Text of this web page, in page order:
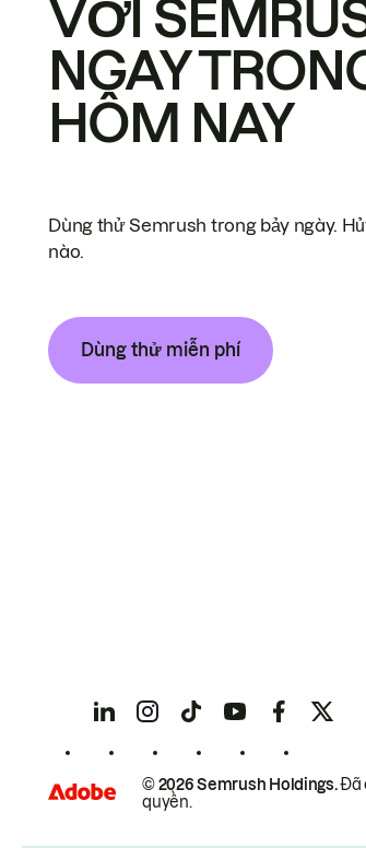
VỚI
NGAY
HÔM NAY
Dùng thử Semrush trong bảy ngày.
nào.
Dùng thử miễn phí
© 2026 Semrush Holdings.Đã
quyền.